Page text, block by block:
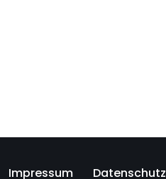
Impressum Datenschutz